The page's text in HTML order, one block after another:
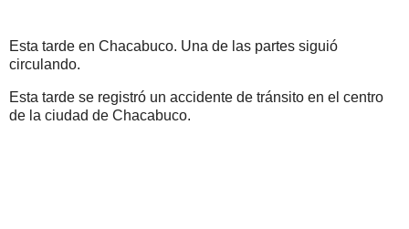
Esta tarde en Chacabuco. Una de las partes siguió
circulando.
Esta tarde se registró un accidente de tránsito en el centro
de la ciudad de Chacabuco.